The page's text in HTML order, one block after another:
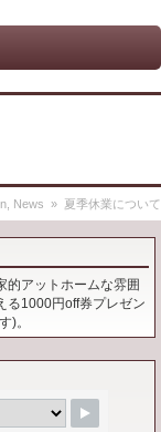
News » 夏季休業について
的アットホームな雰囲
る1000円off券プレゼン
)。